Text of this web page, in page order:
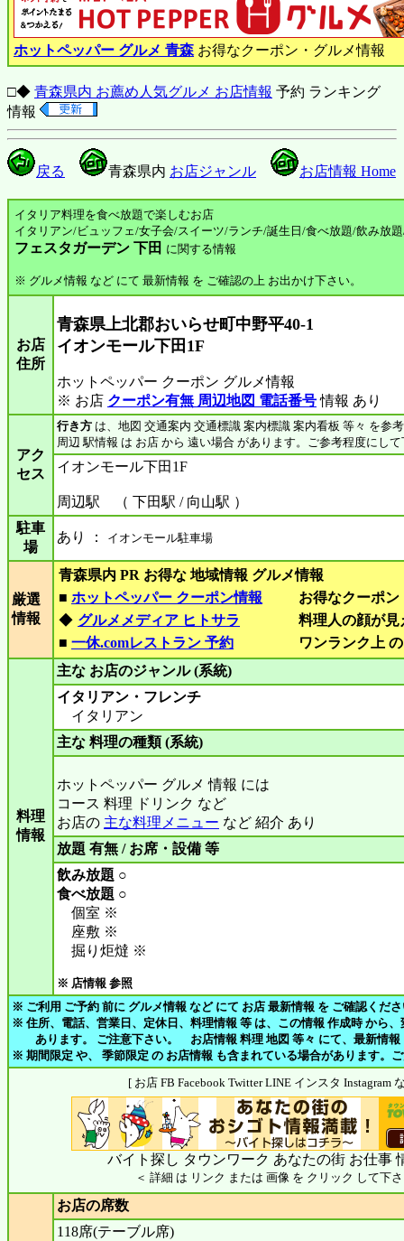
ホットペッパー グルメ 青森お得なクーポン・グルメ情報
□◆ 青森県内 お薦め人気グルメ お店情報 予約 ランキング
情報
戻る 青森県内 お店ジャンル お店情報 Home
イタリア料理を食べ放題で楽しむお店
イタリアン/ビュッフェ/女子会/スイーツ/ランチ/誕生日/食べ放題/飲み放
フェスタガーデン 下田 に関する情報
※ グルメ情報 など にて 最新情報 を ご確認の上 お出かけ下さい。
お店
住所
青森県上北郡おいらせ町中野平40‐1
イオンモール下田1F
ホットペッパー クーポン グルメ情報
※ お店 クーポン有無 周辺地図 電話番号情報 あり
アク
セス
行き方 は、地図 交通案内 交通標識 案内標識 案内看板 等々 を参
周辺 駅情報 は お店 から 遠い場合 があります。ご参考程度にし
イオンモール下田1F
周辺駅 （ 下田駅 / 向山駅 ）
駐車
場
あり ： イオンモール駐車場
厳選
情報
青森県内 PR お得な 地域情報 グルメ情報
■ ホットペッパー クーポン情報
お得なクーポ
◆ グルメメディア ヒトサラ
料理人の顔が
■ 一休.comレストラン 予約 ワンランク上
料理
情報
主な お店のジャンル (系統)
イタリアン・フレンチ
イタリアン
主な 料理の種類 (系統)
ホットペッパー グルメ 情報 には
コース 料理 ドリンク など
お店の 主な料理メニュー など 紹介 あり
放題 有無 / お席・設備 等
飲み放題 ○
食べ放題 ○
個室 ※
座敷 ※
掘り炬燵 ※
※ 店情報 参照
※ ご利用 ご予約 前に グルメ情報 など にて お店 最新情報 を ご確認くだ
※ 住所、電話、営業日、定休日、料理情報 等 は、この情報 作成時 から
あります。 ご注意下さい。 お店情報 料理 地図 等々 にて、最新情報
※ 期間限定 や、 季節限定 の お店情報 も含まれている場合があります。
[ お店 FB Facebook Twitter LINE インスタ Instagram
バイト探し タウンワーク あなたの街 お仕事
＜ 詳細 は リンク または 画像 を クリック して下
お店の席数
118席(テーブル席)